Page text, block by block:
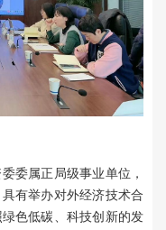
委属正局级事业单位，
有举办对外经济技术合
色低碳、科技创新的发